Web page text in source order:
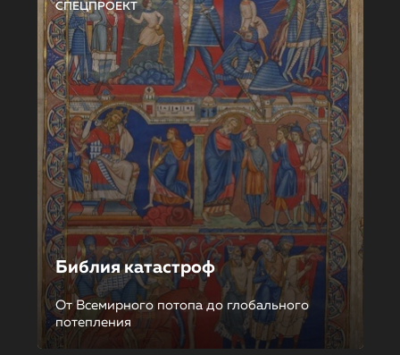
СПЕЦПРОЕКТ
Библия катастроф
От Всемирного потопа до глобального
потепления